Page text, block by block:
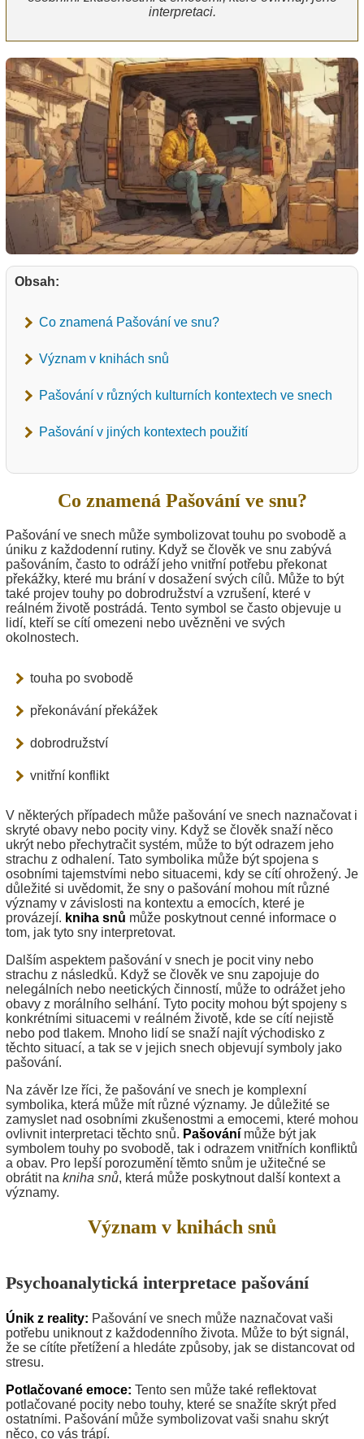
interpretaci.
Obsah:
Co znamená Pašování ve snu?
Význam v knihách snů
Pašování v různých kulturních kontextech ve snech
Pašování v jiných kontextech použití
Co znamená Pašování ve snu?
Pašování ve snech může symbolizovat touhu po svobodě a
úniku z každodenní rutiny. Když se člověk ve snu zabývá
pašováním, často to odráží jeho vnitřní potřebu překonat
překážky, které mu brání v dosažení svých cílů. Může to být
také projev touhy po dobrodružství a vzrušení, které v
reálném životě postrádá. Tento symbol se často objevuje u
lidí, kteří se cítí omezeni nebo uvězněni ve svých
okolnostech.
touha po svobodě
překonávání překážek
dobrodružství
vnitřní konflikt
V některých případech může pašování ve snech naznačovat i
skryté obavy nebo pocity viny. Když se člověk snaží něco
ukrýt nebo přechytračit systém, může to být odrazem jeho
strachu z odhalení. Tato symbolika může být spojena s
osobními tajemstvími nebo situacemi, kdy se cítí ohrožený. Je
důležité si uvědomit, že sny o pašování mohou mít různé
významy v závislosti na kontextu a emocích, které je
provázejí. kniha snů může poskytnout cenné informace o
tom, jak tyto sny interpretovat.
Dalším aspektem pašování v snech je pocit viny nebo
strachu z následků. Když se člověk ve snu zapojuje do
nelegálních nebo neetických činností, může to odrážet jeho
obavy z morálního selhání. Tyto pocity mohou být spojeny s
konkrétními situacemi v reálném životě, kde se cítí nejistě
nebo pod tlakem. Mnoho lidí se snaží najít východisko z
těchto situací, a tak se v jejich snech objevují symboly jako
pašování.
Na závěr lze říci, že pašování ve snech je komplexní
symbolika, která může mít různé významy. Je důležité se
zamyslet nad osobními zkušenostmi a emocemi, které mohou
ovlivnit interpretaci těchto snů. Pašování může být jak
symbolem touhy po svobodě, tak i odrazem vnitřních konfliktů
a obav. Pro lepší porozumění těmto snům je užitečné se
obrátit na kniha snů, která může poskytnout další kontext a
významy.
Význam v knihách snů
Psychoanalytická interpretace pašování
Únik z reality: Pašování ve snech může naznačovat vaši
potřebu uniknout z každodenního života. Může to být signál,
že se cítíte přetížení a hledáte způsoby, jak se distancovat od
stresu.
Potlačované emoce: Tento sen může také reflektovat
potlačované pocity nebo touhy, které se snažíte skrýt před
ostatními. Pašování může symbolizovat vaši snahu skrýt
něco, co vás trápí.